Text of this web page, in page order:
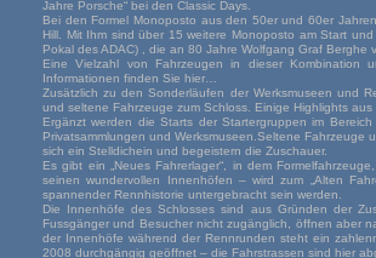
Jahre Porsche“ bei den Classic Days.
Bei den Formel Monoposto aus den 50er und 60er
Hill. Mit Ihm sind über 15 weitere Monoposto am Start
Pokal des ADAC) , die an 80 Jahre Wolfgang Graf Berghe
Eine Vielzahl von Fahrzeugen in dieser Kombination
Informationen finden Sie hier…
Zusätzlich zu den Sonderläufen der Werksmuseen und
und seltene Fahrzeuge zum Schloss. Einige Highlights
Ergänzt werden die Starts der Startergruppen im
Privatsammlungen und Werksmuseen.Seltene
sich ein Stelldichein und begeistern die Zuschauer.
Es gibt ein „Neues Fahrerlager“, in dem
seinen wundervollen Innenhöfen – wird zum „Alten
spannender Rennhistorie untergebracht sein werden.
Die Innenhöfe des Schlosses sind aus Gründen der
Fussgänger und Besucher nicht zugänglich, öffnen aber
der Innenhöfe während der Rennrunden steht ein
2008 durchgängig geöffnet – die Fahrstrassen sind hier